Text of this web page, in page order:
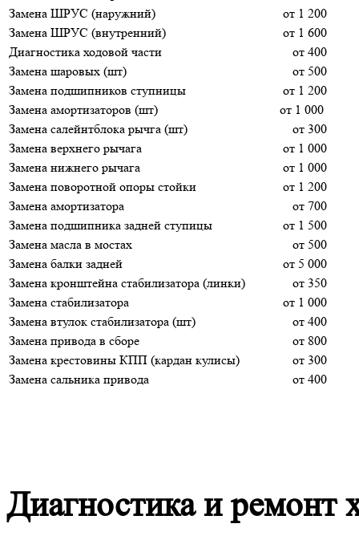
Замена ШРУС (наружний)
от 1 200
Замена ШРУС (внутренний)
от 1 600
Диагностика ходовой части
от 400
Замена шаровых (шт)
от 500
Замена подшипников ступницы
от 1 200
Замена амортизаторов (шт)
от 1 000
Замена салейнтблока рычга (шт)
от 300
Замена верхнего рычага
от 1 000
Замена нижнего рычага
от 1 000
Замена поворотной опоры стойки
от 1 200
Замена амортизатора
от 700
Замена подшипника задней ступицы
от 1 500
Замена масла в мостах
от 500
Замена балки задней
от 5 000
Замена кронштейна стабилизатора (линки)
от 350
Замена стабилизатора
от 1 000
Замена втулок стабилизатора (шт)
от 400
Замена привода в сборе
от 800
Замена крестовины КПП (кардан кулисы)
от 300
Замена сальника привода
от 400
Диагностика и ремонт